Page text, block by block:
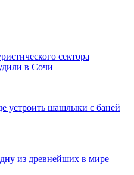
сектора
в Сочи
устроить шашлыки с баней
из древнейших в мире